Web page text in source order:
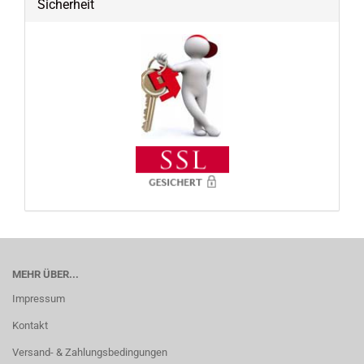
Sicherheit
MEHR ÜBER...
Impressum
Kontakt
Versand- & Zahlungsbedingungen